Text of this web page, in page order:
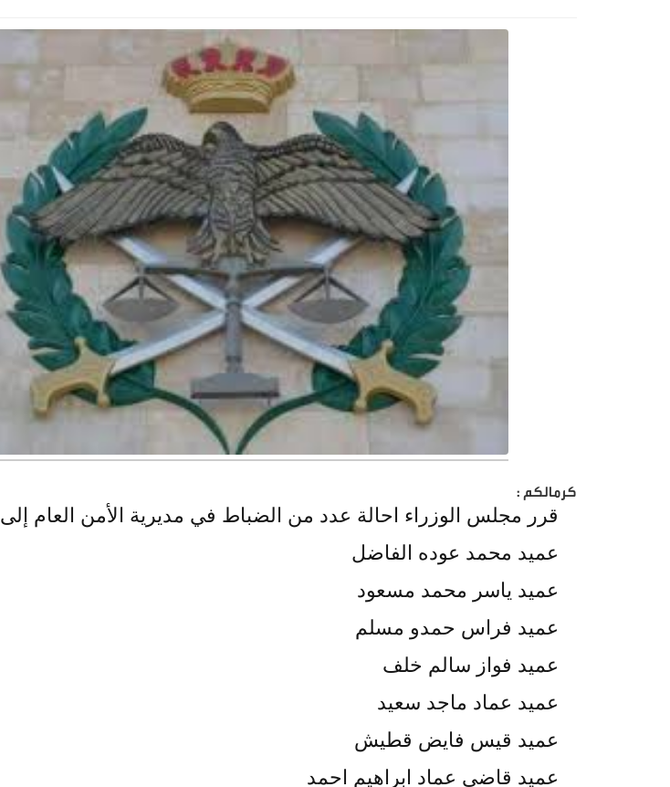
كرمالكم :
قرر مجلس الوزراء احالة عدد من الضباط في مديرية الأمن العام إلى
عميد محمد عوده الفاضل
عميد ياسر محمد مسعود
عميد فراس حمدو مسلم
عميد فواز سالم خلف
عميد عماد ماجد سعيد
عميد قيس فايض قطيش
عميد قاضي عماد ابراهيم احمد